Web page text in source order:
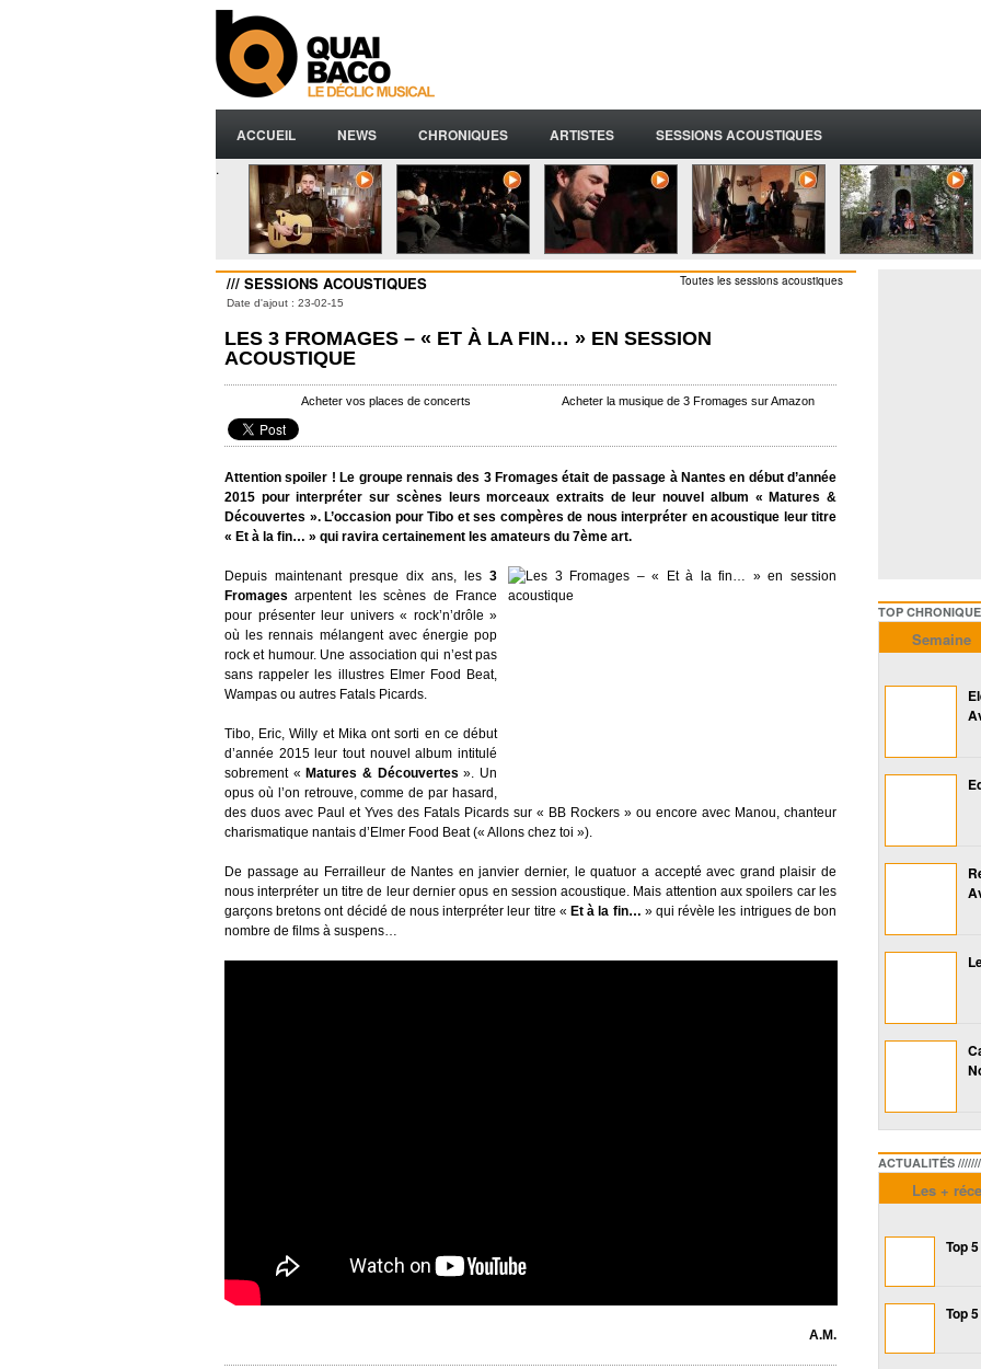
ACCUEIL NEWS CHRONIQUES ARTISTES SESSIONS ACOUSTIQUES
.
/// SESSIONS ACOUSTIQUES Toutes les sessions acoustiques
Date d'ajout : 23-02-15
LES 3 FROMAGES – « ET À LA FIN… » EN SESSION
ACOUSTIQUE
Acheter vos places de concerts Acheter la musique de 3 Fromages sur Amazon
Attention spoiler ! Le groupe rennais des 3 Fromages était de passage à Nantes en début d’année
2015 pour interpréter sur scènes leurs morceaux extraits de leur nouvel album « Matures &
Découvertes ». L’occasion pour Tibo et ses compères de nous interpréter en acoustique leur titre
« Et à la fin… » qui ravira certainement les amateurs du 7ème art.
Depuis maintenant presque dix ans, les 3
Fromages arpentent les scènes de France
pour présenter leur univers « rock’n’drôle »
où les rennais mélangent avec énergie pop
rock et humour. Une association qui n’est pas
sans rappeler les illustres Elmer Food Beat,
Wampas ou autres Fatals Picards.
Tibo, Eric, Willy et Mika ont sorti en ce début
d’année 2015 leur tout nouvel album intitulé
sobrement « Matures & Découvertes ». Un
opus où l’on retrouve, comme de par hasard,
des duos avec Paul et Yves des Fatals Picards sur « BB Rockers » ou encore avec Manou, chanteur
charismatique nantais d’Elmer Food Beat (« Allons chez toi »).
De passage au Ferrailleur de Nantes en janvier dernier, le quatuor a accepté avec grand plaisir de
nous interpréter un titre de leur dernier opus en session acoustique. Mais attention aux spoilers car les
garçons bretons ont décidé de nous interpréter leur titre « Et à la fin… » qui révèle les intrigues de bon
nombre de films à suspens…
A.M.
TOP
Semaine
ACTUALITÉS
Les +
Top
Top